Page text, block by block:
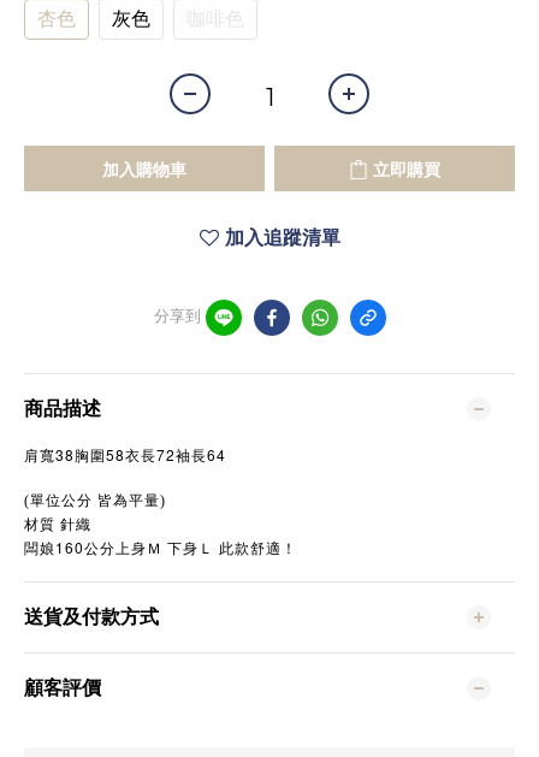
杏色 灰色 咖啡色
加入購物車 立即購買
加入追蹤清單
分享到
商品描述
肩寬38 胸圍 58衣長72袖長64
(單位公分 皆為平量)
材質 針織
闆娘 160公分上身Ｍ 下身Ｌ 此款舒適！
送貨及付款方式
顧客評價